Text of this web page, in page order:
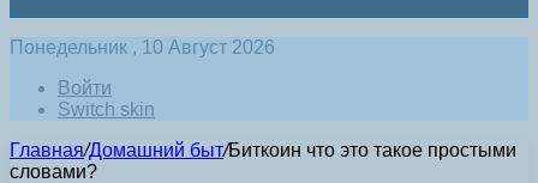
Понедельник , 10 Август 2026
Войти
Switch skin
Главная/Домашний быт/Биткоин что это такое простыми
словами?